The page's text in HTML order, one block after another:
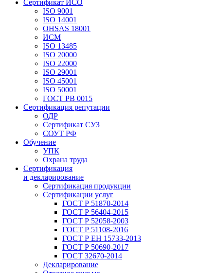
Сертификат ИСО
ISO 9001
ISO 14001
OHSAS 18001
ИСМ
ISO 13485
ISO 20000
ISO 22000
ISO 29001
ISO 45001
ISO 50001
ГОСТ РВ 0015
Сертификация репутации
ОДР
Сертификат СУЗ
СОУТ РФ
Обучение
УПК
Охрана труда
Сертификация
и декларирование
Сертификация продукции
Сертификации услуг
ГОСТ Р 51870-2014
ГОСТ Р 56404-2015
ГОСТ Р 52058-2003
ГОСТ Р 51108-2016
ГОСТ Р ЕН 15733-2013
ГОСТ Р 50690-2017
ГОСТ 32670-2014
Декларирование